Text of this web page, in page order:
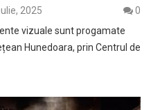
2025
0
vizuale sunt progamate
Hunedoara, prin Centrul de